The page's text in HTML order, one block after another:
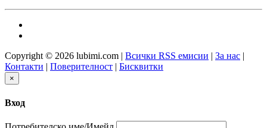
Copyright © 2026 lubimi.com | Всички RSS емисии | За нас |
Контакти | Поверителност | Бисквитки
×
Вход